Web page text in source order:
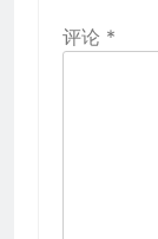
评论 *